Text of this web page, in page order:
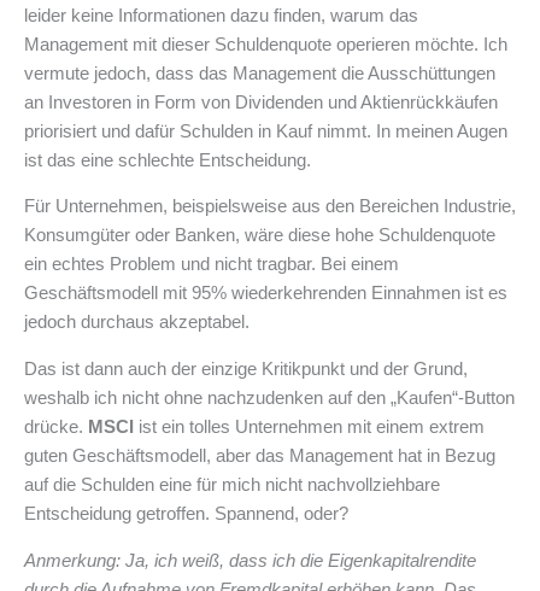
leider keine Informationen dazu finden, warum das
Management mit dieser Schuldenquote operieren möchte. Ich
vermute jedoch, dass das Management die Ausschüttungen
an Investoren in Form von Dividenden und Aktienrückkäufen
priorisiert und dafür Schulden in Kauf nimmt. In meinen Augen
ist das eine schlechte Entscheidung.
Für Unternehmen, beispielsweise aus den Bereichen Industrie,
Konsumgüter oder Banken, wäre diese hohe Schuldenquote
ein echtes Problem und nicht tragbar. Bei einem
Geschäftsmodell mit 95% wiederkehrenden Einnahmen ist es
jedoch durchaus akzeptabel.
Das ist dann auch der einzige Kritikpunkt und der Grund,
weshalb ich nicht ohne nachzudenken auf den „Kaufen“-Button
drücke. MSCI
ist ein tolles Unternehmen mit einem extrem
guten Geschäftsmodell, aber das Management hat in Bezug
auf die Schulden eine für mich nicht nachvollziehbare
Entscheidung getroffen. Spannend, oder?
Anmerkung: Ja, ich weiß, dass ich die Eigenkapitalrendite